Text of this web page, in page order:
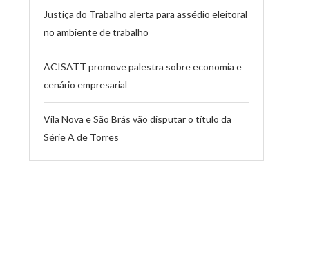
Justiça do Trabalho alerta para assédio eleitoral
no ambiente de trabalho
ACISATT promove palestra sobre economia e
cenário empresarial
Vila Nova e São Brás vão disputar o título da
Série A de Torres